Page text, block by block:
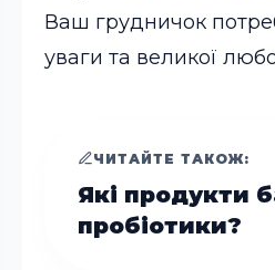
Ваш грудничок
уваги та великої
ЧИТАЙТЕ ТАКОЖ:
Які продукти
пробіотики?